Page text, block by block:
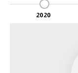
2020